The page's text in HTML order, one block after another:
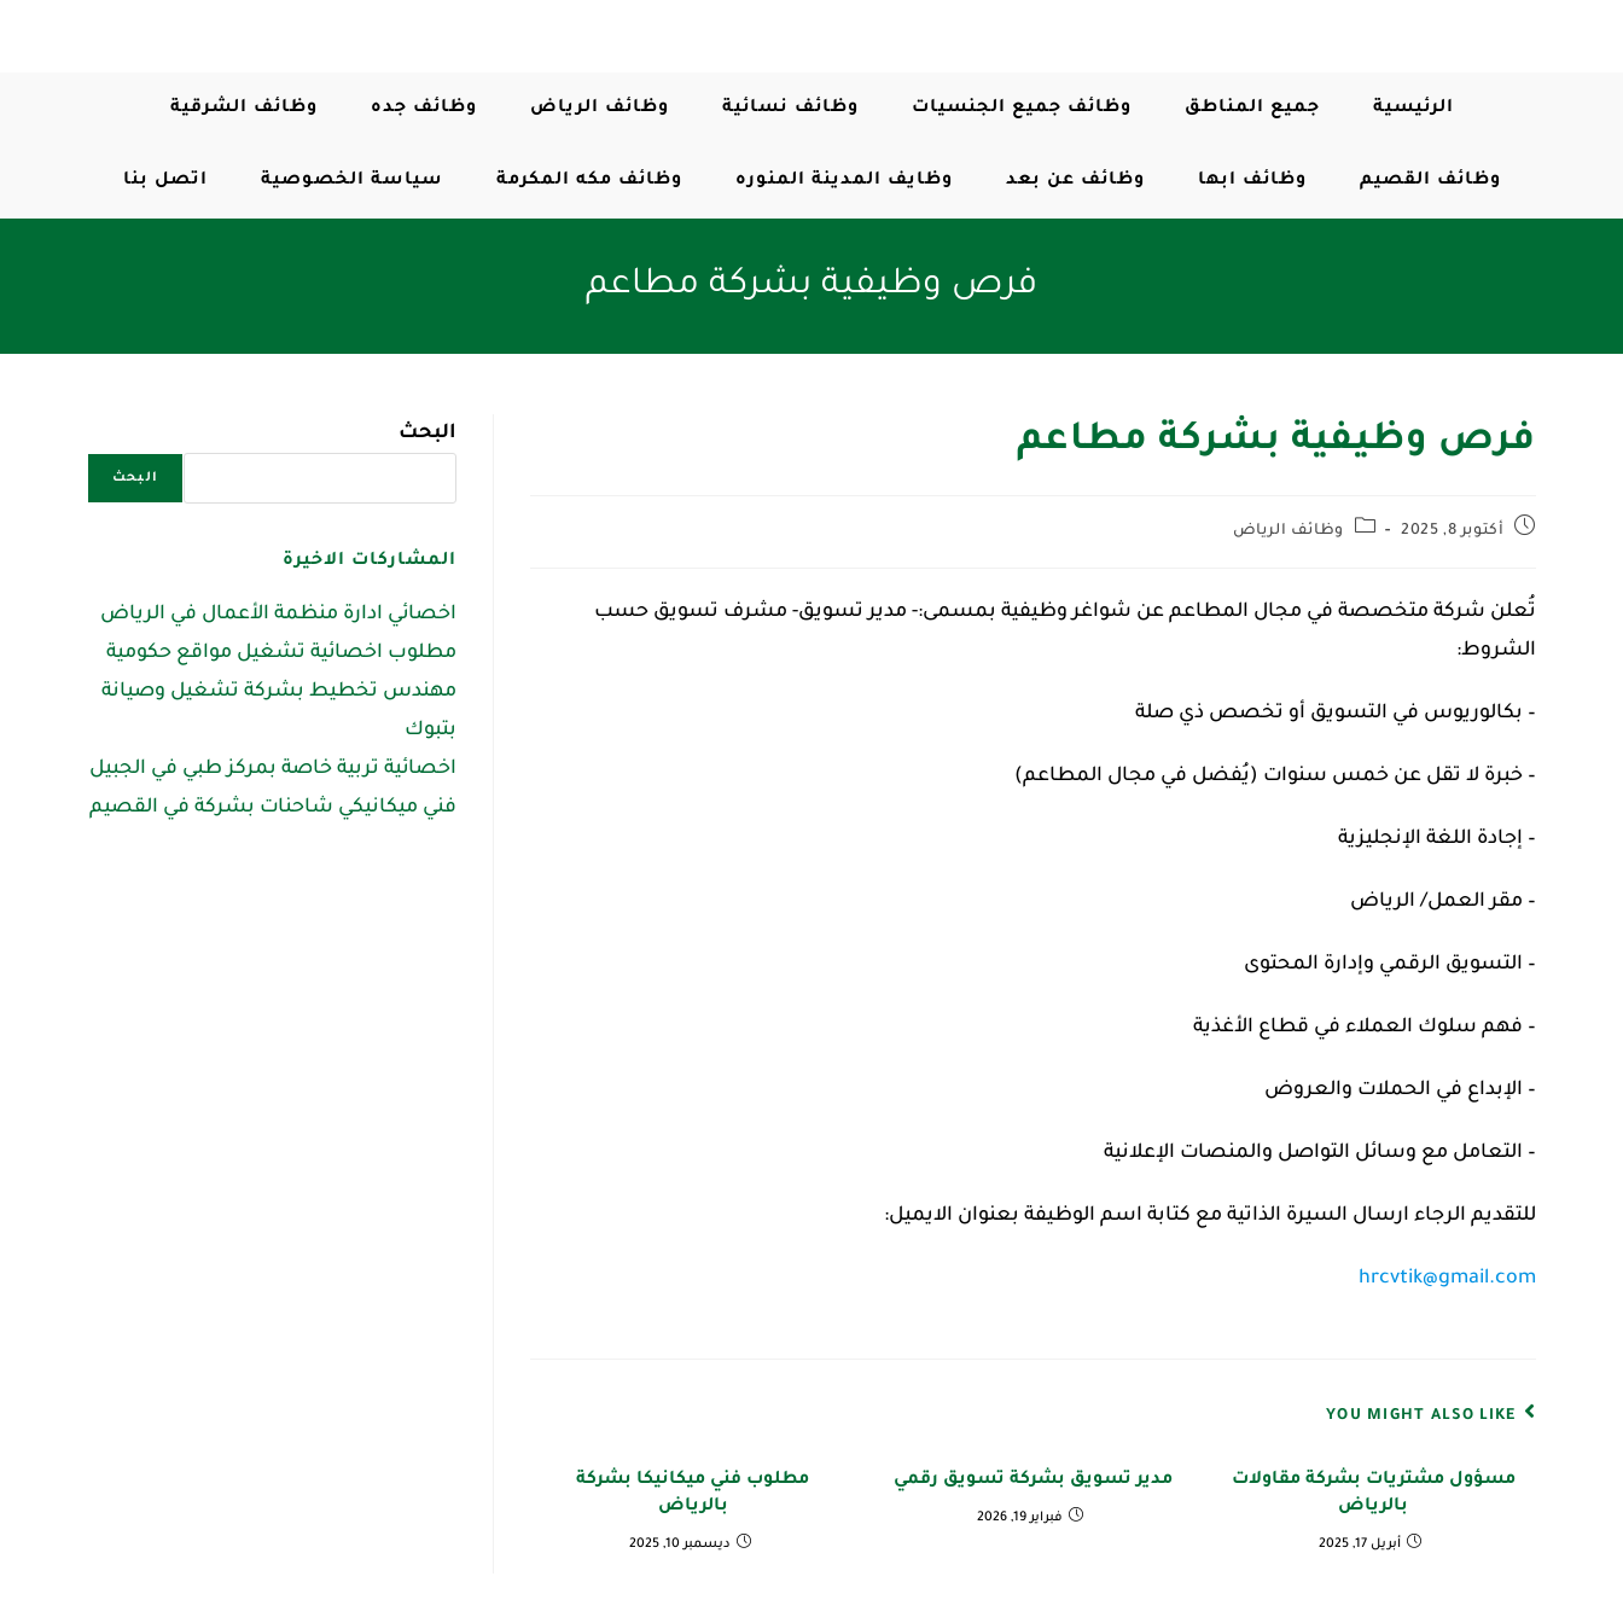
الرئيسية جميع المناطق وظائف جميع الجنسيات وظائف نسائية وظائف الرياض وظائف جده وظائف الشرقية
وظائف القصيم وظائف ابها وظائف عن بعد وظايف المدينة المنوره وظائف مكه المكرمة سياسة الخصوصية اتصل بنا
فرص وظيفية بشركة مطاعم
فرص وظيفية بشركة مطاعم
أكتوبر 8, 2025 وظائف الرياض
تُعلن شركة متخصصة في مجال المطاعم عن شواغر وظيفية بمسمى:- مدير تسويق- مشرف تسويق حسب
الشروط:
– بكالوريوس في التسويق أو تخصص ذي صلة
– خبرة لا تقل عن خمس سنوات (يُفضل في مجال المطاعم)
– إجادة اللغة الإنجليزية
– مقر العمل/ الرياض
– التسويق الرقمي وإدارة المحتوى
– فهم سلوك العملاء في قطاع الأغذية
– الإبداع في الحملات والعروض
– التعامل مع وسائل التواصل والمنصات الإعلانية
للتقديم الرجاء ارسال السيرة الذاتية مع كتابة اسم الوظيفة بعنوان الايميل:
hrcvtik@gmail.com
YOU MIGHT ALSO LIKE
مطلوب فني ميكانيكا بشركة
بالرياض
ديسمبر 10, 2025
مدير تسويق بشركة تسويق رقمي
فبراير 19, 2026
مسؤول مشتريات بشركة مقاولات
بالرياض
أبريل 17, 2025
البحث
البحث
المشاركات الاخيرة
اخصائي ادارة منظمة الأعمال في الرياض
مطلوب اخصائية تشغيل مواقع حكومية
مهندس تخطيط بشركة تشغيل وصيانة
بتبوك
اخصائية تربية خاصة بمركز طبي في الجبيل
فني ميكانيكي شاحنات بشركة في القصيم